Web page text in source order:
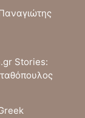
Stories: